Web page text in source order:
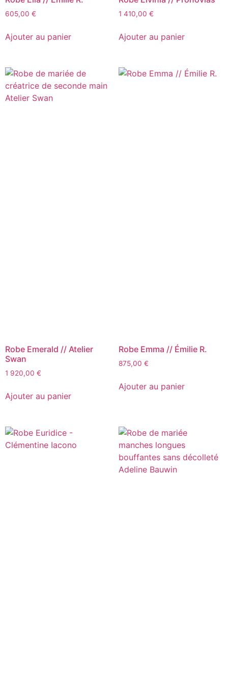
605,00 €
Ajouter au panier
1 410,00 €
Ajouter au panier
Robe Emerald // Atelier
Swan
1 920,00 €
Ajouter au panier
Robe Emma // Émilie R.
875,00 €
Ajouter au panier